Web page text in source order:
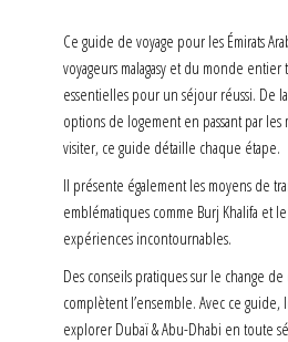
Ce guide de voyage pour les Émirats
voyageurs malagasy et du monde
essentielles pour un séjour réussi. De
options de logement en passant par
visiter, ce guide détaille chaque étape.
Il présente également les moyens de
emblématiques comme Burj Khalifa et
expériences incontournables.
Des conseils pratiques sur le change
complètent l’ensemble. Avec ce guide,
explorer Dubaï & Abu-Dhabi en toute